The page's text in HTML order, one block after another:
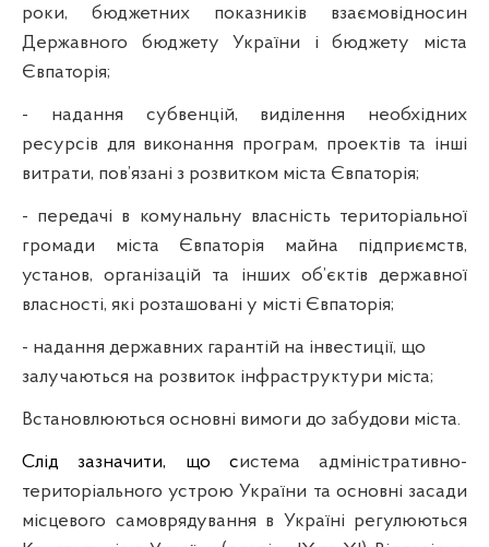
роки, бюджетних показників взаємовідносин
Державного бюджету України і бюджету міста
Євпаторія;
- надання субвенцій, виділення необхідних
ресурсів для виконання програм, проектів та інші
витрати, пов’язані з розвитком міста Євпаторія;
- передачі в комунальну власність територіальної
громади міста Євпаторія майна підприємств,
установ, організацій та інших об’єктів державної
власності, які розташовані у місті Євпаторія;
- надання державних гарантій на інвестиції, що
залучаються на розвиток інфраструктури міста;
Встановлюються основні вимоги до забудови міста.
Слід зазначити, що система адміністративно-
територіального устрою України та основні засади
місцевого самоврядування в Україні регулюються